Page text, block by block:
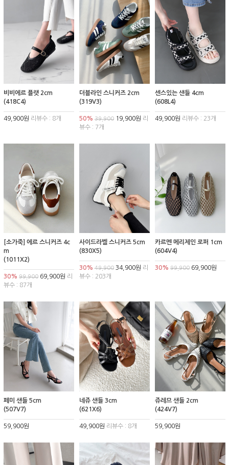
비비에르 플랫 2cm
(418C4)
49,900원 리뷰수 : 8개
더블라인 스니커즈 2cm
(319V3)
50% 39,90019,900원 리
뷰수 : 7개
센스있는 샌들 4cm
(608L4)
49,900원 리뷰수 : 23개
[소가죽] 에르 스니커즈 4c
m
(1011X2)
30% 99,900 69,900원 리
뷰수 : 87개
사이드라벨 스니커즈 5cm
(830X5)
30% 49,90034,900원 리
뷰수 : 203개
카르멘 메리제인 로퍼 1cm
(604V4)
30% 99,90069,900원
페미 샌들 5cm
(507V7)
59,900원
네쥬 샌들 3cm
(621X6)
49,900원 리뷰수 : 8개
쥬레므 샌들 2cm
(424V7)
59,900원